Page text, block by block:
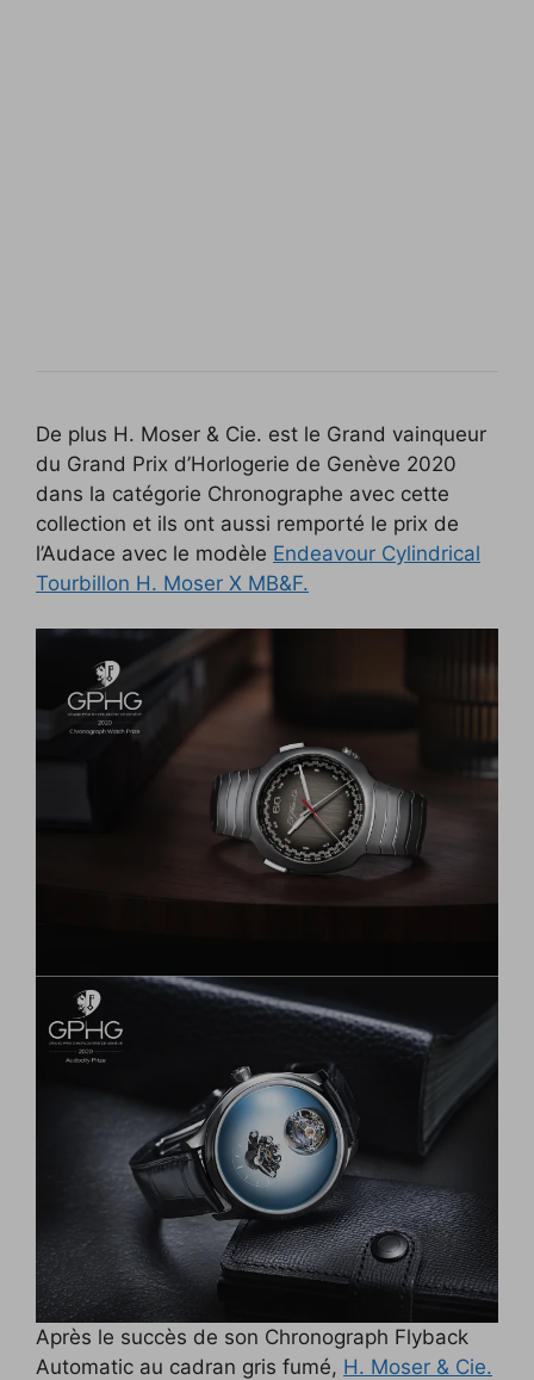
De plus H. Moser & Cie. est le Grand vainqueur
du Grand Prix d’Horlogerie de Genève 2020
dans la catégorie Chronographe avec cette
collection et ils ont aussi remporté le prix de
l’Audace avec le modèle Endeavour Cylindrical
Tourbillon H. Moser X MB&F.
Après le succès de son Chronograph Flyback
Automatic au cadran gris fumé, H. Moser & Cie.